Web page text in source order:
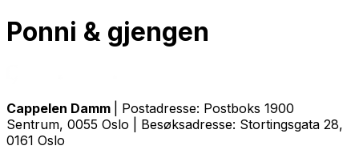
Ponni & gjengen
Cappelen Damm
| Postadresse: Postboks 1900
Sentrum, 0055 Oslo | Besøksadresse: Stortingsgata 28,
0161 Oslo